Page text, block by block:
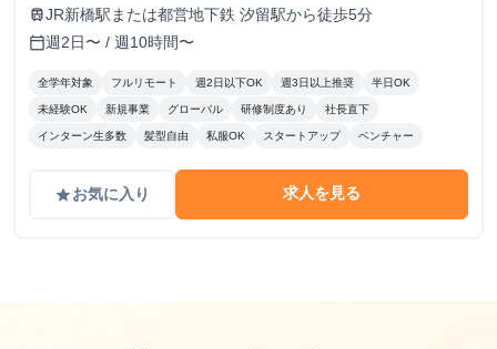
trainJR新橋駅または都営地下鉄 汐留駅から徒歩5分
calendar_today週2日〜 / 週10時間〜
全学年対象 フルリモート 週2日以下OK 週3日以上推奨 半日OK
未経験OK 新規事業 グローバル 研修制度あり 社長直下
インターン生多数 髪型自由 私服OK スタートアップ ベンチャー
gradeお気に入り 求人を見る